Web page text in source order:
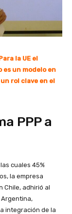
la UE el
un modelo en
rol clave en el
PPP a
cuales 45%
la empresa
Chile, adhirió al
integración de la